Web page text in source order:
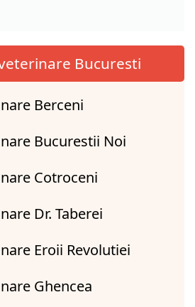
Bucuresti
Berceni
Bucurestii Noi
Cotroceni
Dr. Taberei
Eroii Revolutiei
Ghencea